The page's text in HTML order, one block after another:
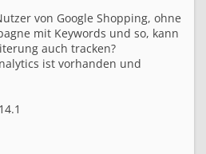
von Google Shopping, ohne
mit Keywords und so, kann
auch tracken?
ist vorhanden und